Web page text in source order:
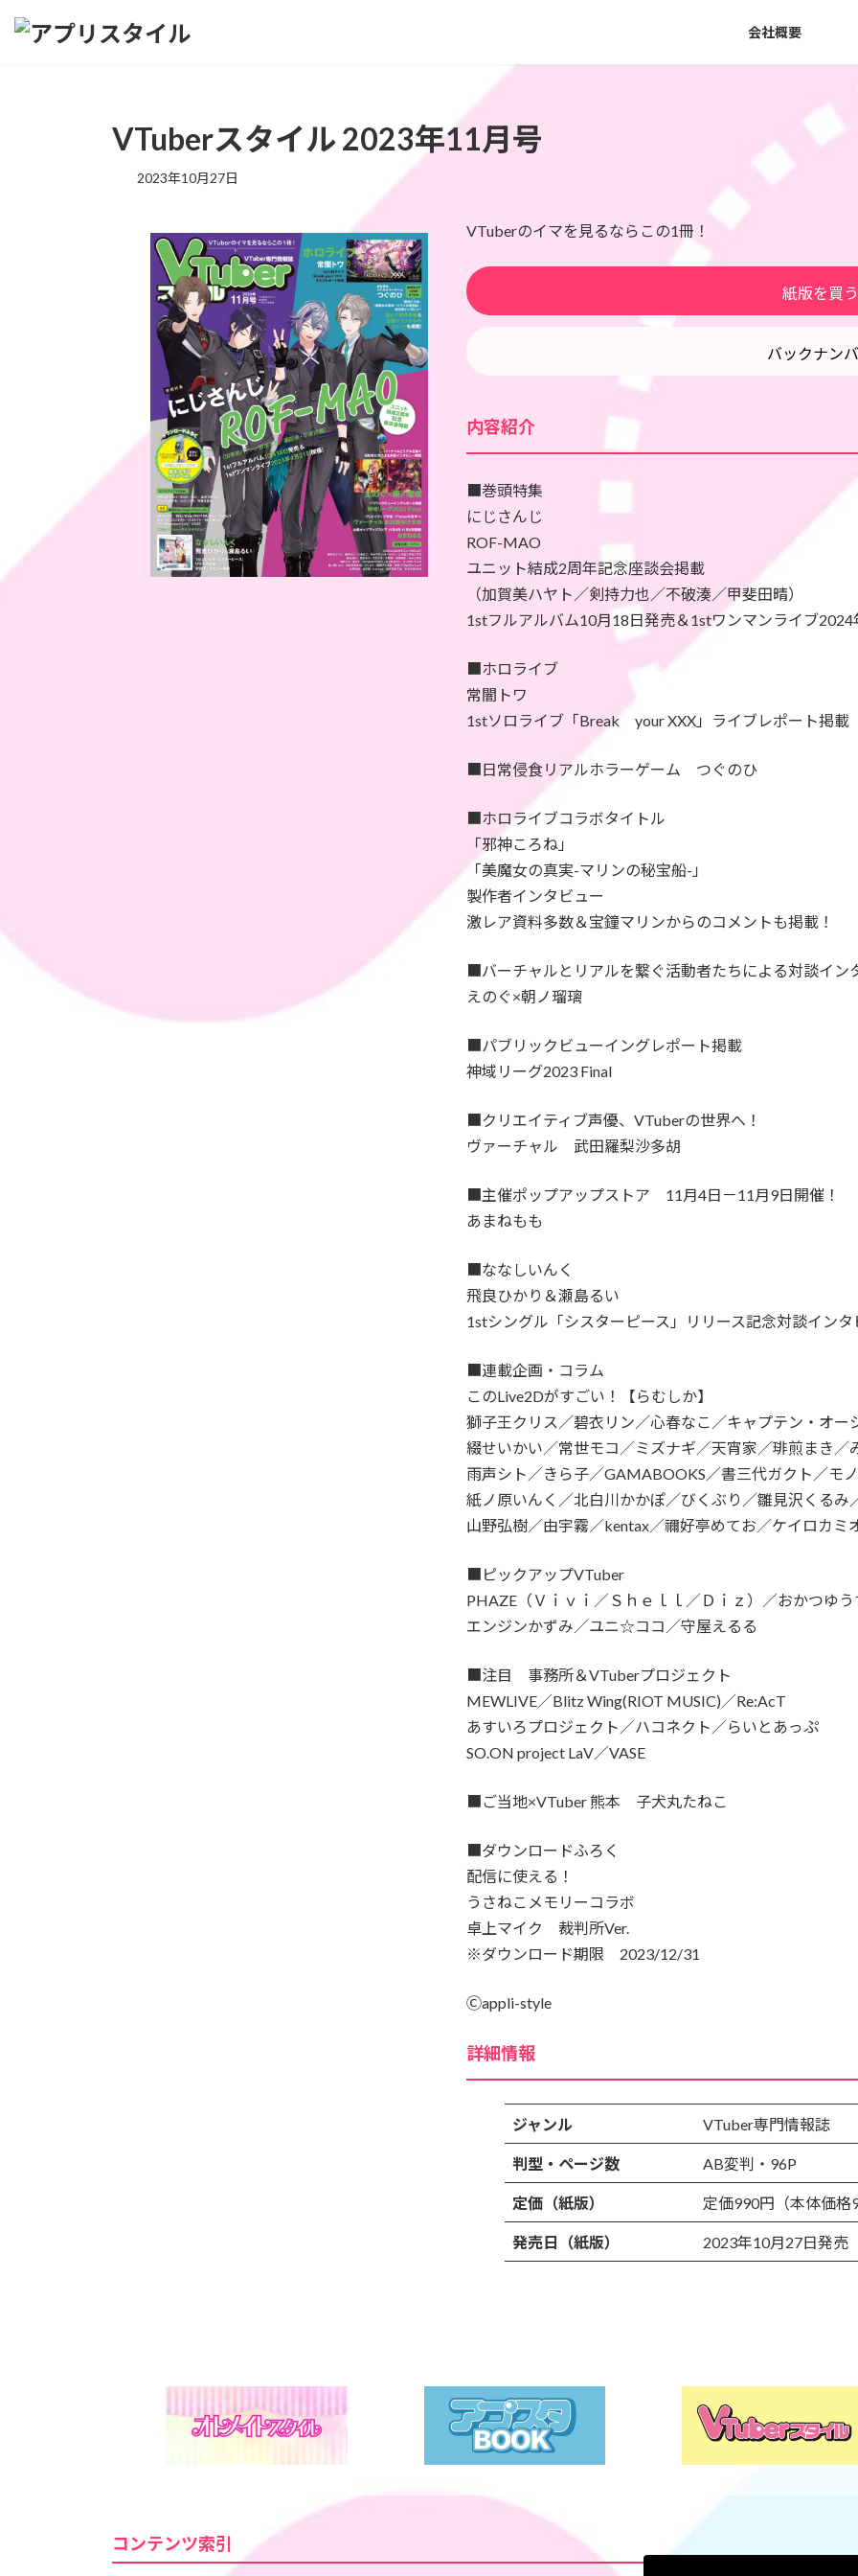
会社概要
VTuberスタイル 2023年11月号
2023年10月27日
VTuberのイマを見るならこの1冊！
紙版を買う
バックナン
内容紹介
■巻頭特集
にじさんじ
ROF-MAO
ユニット結成2周年記念座談会掲載
（加賀美ハヤト／剣持力也／不破湊／甲斐田晴）
1stフルアルバム10月18日発売＆1stワンマンライブ2024
■ホロライブ
常闇トワ
1stソロライブ「Break your XXX」ライブレポート掲載
■日常侵食リアルホラーゲーム つぐのひ
■ホロライブコラボタイトル
「邪神ころね」
「美魔女の真実-マリンの秘宝船-」
製作者インタビュー
激レア資料多数＆宝鐘マリンからのコメントも掲載！
■バーチャルとリアルを繋ぐ活動者たちによる対談イン
えのぐ×朝ノ瑠璃
■パブリックビューイングレポート掲載
神域リーグ2023 Final
■クリエイティブ声優、VTuberの世界へ！
ヴァーチャル 武田羅梨沙多胡
■主催ポップアップストア 11月4日－11月9日開催！
あまねもも
■ななしいんく
飛良ひかり＆瀬島るい
1stシングル「シスターピース」リリース記念対談イン
■連載企画・コラム
このLive2Dがすごい！【らむしか】
獅子王クリス／碧衣リン／心春なこ／キャプテン・オー
綴せいかい／常世モコ／ミズナギ／天宵家／琲煎まき／
雨声シト／きら子／GAMABOOKS／書三代ガクト／モ
紙ノ原いんく／北白川かかぽ／びくぶり／雛見沢くるみ
山野弘樹／由宇霧／kentax／禰好亭めてお／ケイロカミ
■ピックアップVTuber
PHAZE（Ｖｉｖｉ／Ｓｈｅｌｌ／Ｄｉｚ）／おかつゆう
エンジンかずみ／ユニ☆ココ／守屋えるる
■注目 事務所＆VTuberプロジェクト
MEWLIVE／Blitz Wing(RIOT MUSIC)／Re:AcT
あすいろプロジェクト／ハコネクト／らいとあっぷ
SO.ON project LaV／VASE
■ご当地×VTuber 熊本 子犬丸たねこ
■ダウンロードふろく
配信に使える！
うさねこメモリーコラボ
卓上マイク 裁判所Ver.
※ダウンロード期限 2023/12/31
Ⓒappli-style
詳細情報
ジャンル VTuber専門情報誌
判型・ページ数 AB変判・96P
定価（紙版） 定価990円（本体価格
発売日（紙版） 2023年10月27日発売
コンテンツ索引